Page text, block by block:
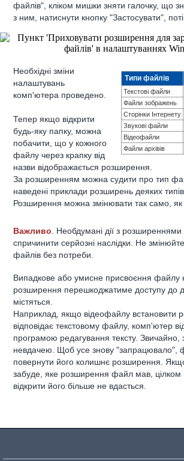
файлів", кліком мишки зняти галочку, що
з ним, натиснути кнопку "Застосувати",
Типи файлів
Текстові файли
Файли зображень
Сторінки Інтернету
Звукові файли
Відеофайли
Файли архівів
Необхідні зміни
налаштувань
комп'ютера проведено.
Тепер якщо відкрити
будь-яку папку, можна
побачити, що у кожного
файлу через крапку від
назви відображається розширення.
За розширенням можна судити про тип
наведені приклади розширень деяких
Розширення можна змінювати так само, як
Важливо . Необдумані дії з
спричинити серйозні наслідки. Не
файлів без потреби.
Випадкове або умисне присвоєння файлу
розширення перешкоджатиме доступу до
містяться.
Наприклад, якщо відеофайлу встановити
відповідає текстовому файлу, комп'ютер
програмою редагування тексту. Звичайно,
невдачею. Щоб усе знову "запрацювало",
повернути його колишнє розширення.
забуде, яке розширення файл мав,
відкрити його більше не вдасться.